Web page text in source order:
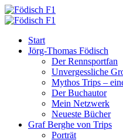
Start
Jörg-Thomas Födisch
Der Rennsportfan
Unvergessliche
Mythos Trips –
Der Buchautor
Mein Netzwerk
Neueste Bücher
Graf Berghe von Trips
Porträt